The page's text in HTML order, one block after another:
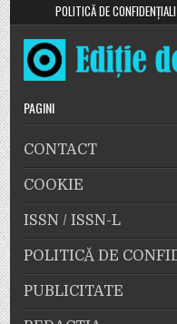
POLITICĂ DE
PAGINI
CONTACT
COOKIE
ISSN / ISSN-L
POLITICĂ DE
PUBLICITATE